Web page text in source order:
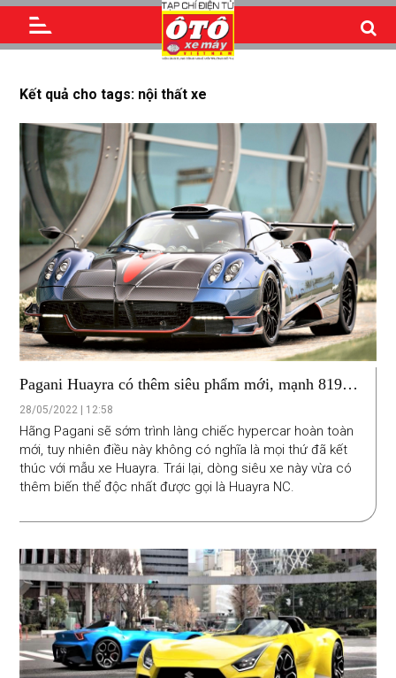
Kết quả cho tags: nội thất xe
Pagani Huayra có thêm siêu phẩm mới, mạnh 819
mã lực
28/05/2022 | 12:58
Hãng Pagani sẽ sớm trình làng chiếc hypercar hoàn toàn
mới, tuy nhiên điều này không có nghĩa là mọi thứ đã kết
thúc với mẫu xe Huayra. Trái lại, dòng siêu xe này vừa có
thêm biến thể độc nhất được gọi là Huayra NC.